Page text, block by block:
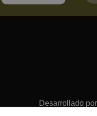
Desarrollado por